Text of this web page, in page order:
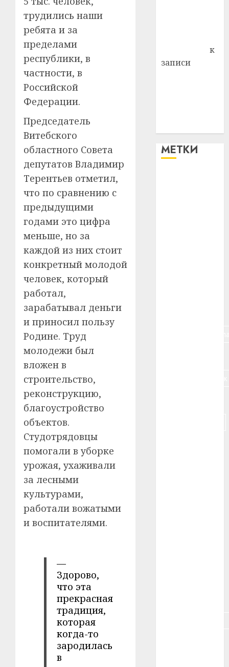
трудились наши
ребята и за
пределами
республики, в
частности, в
Российской
Федерации.
Председатель
Витебского
областного Совета
депутатов Владимир
Терентьев отметил,
что по сравнению с
предыдущими
годами это цифра
меньше, но за
каждой из них стоит
конкретный молодой
человек, который
работал,
зарабатывал деньги
и приносил пользу
Родине. Труд
молодежи был
вложен в
строительство,
реконструкцию,
благоустройство
объектов.
Студотрядовцы
помогали в уборке
урожая, ухаживали
за лесными
культурами,
работали вожатыми
и воспитателями.
—
Здорово,
что эта
прекрасная
традиция,
которая
когда-то
зародилась
в
к
записи
МЕТКИ